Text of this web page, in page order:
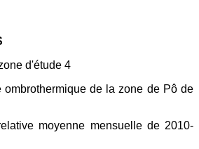
d'étude 4
ombrothermique de la zone de Pô de
moyenne mensuelle de 2010-